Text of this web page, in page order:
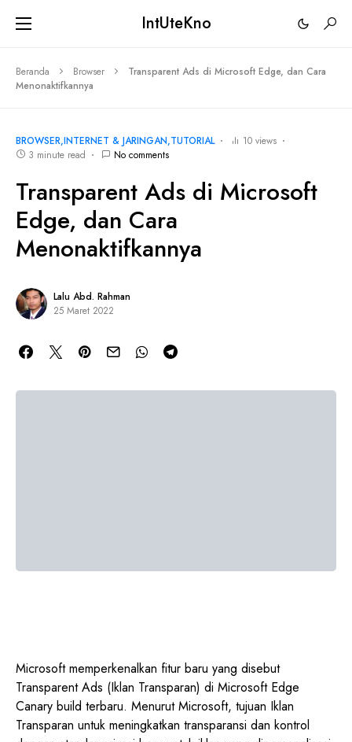
IntUteKno
Beranda Browser
Transparent Ads di Microsoft Edge, dan Cara
Menonaktifkannya
BROWSER INTERNET & JARINGAN TUTORIAL
10 views
3 minute read
No comments
Transparent Ads di Microsoft
Edge, dan Cara
Menonaktifkannya
Lalu Abd. Rahman
25 Maret 2022
Microsoft memperkenalkan fitur baru yang disebut
Transparent Ads (Iklan Transparan) di Microsoft Edge
Canary build terbaru. Menurut Microsoft, tujuan Iklan
Transparan untuk meningkatkan transparansi dan kontrol